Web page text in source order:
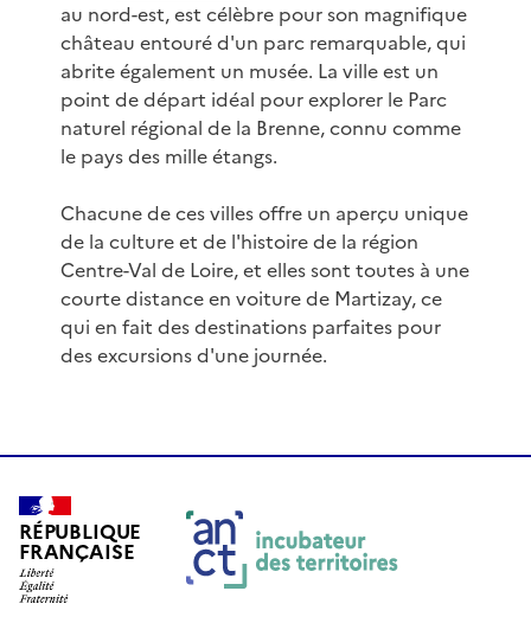
au nord-est, est célèbre pour son magnifique
château entouré d'un parc remarquable, qui
abrite également un musée. La ville est un
point de départ idéal pour explorer le Parc
naturel régional de la Brenne, connu comme
le pays des mille étangs.
Chacune de ces villes offre un aperçu unique
de la culture et de l'histoire de la région
Centre-Val de Loire, et elles sont toutes à une
courte distance en voiture de Martizay, ce
qui en fait des destinations parfaites pour
des excursions d'une journée.
RÉPUBLIQUE
FRANÇAISE